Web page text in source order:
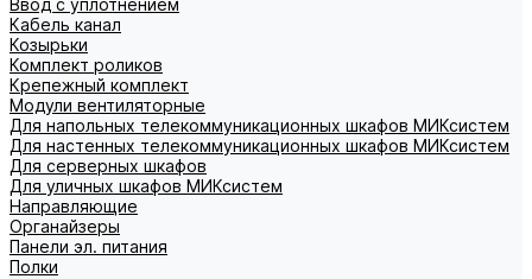
Ввод с уплотнением
Кабель канал
Козырьки
Комплект роликов
Крепежный комплект
Модули вентиляторные
Для напольных телекоммуникационных шкафов МИКсистем
Для настенных телекоммуникационных шкафов МИКсистем
Для серверных шкафов
Для уличных шкафов МИКсистем
Направляющие
Органайзеры
Панели эл. питания
Полки